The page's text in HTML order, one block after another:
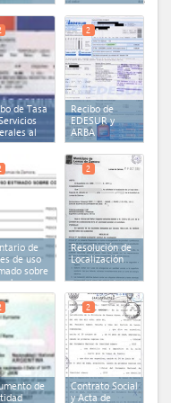
de Tasa
al
Recibo de
EDESUR y
ARBA
2
de
de uso
sobre
de origen
Resolución de
Localización
2
de
Contrato Social
y Acta de
2